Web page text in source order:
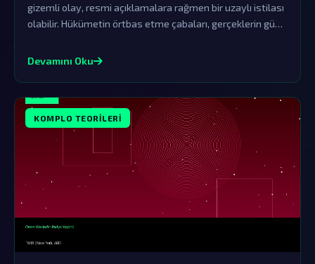
gizemli olay, resmi açıklamalara rağmen bir uzaylı istilası
olabilir. Hükümetin örtbas etme çabaları, gerçeklerin gün
Devamını Oku
KOMPLO TEORILERI